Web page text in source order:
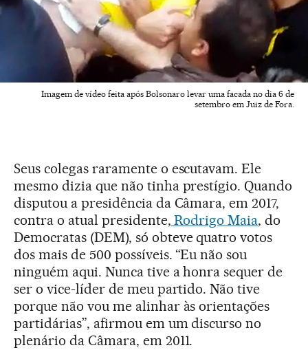
Imagem de vídeo feita após Bolsonaro levar uma facada no dia 6 de
setembro em Juiz de Fora.
Seus colegas raramente o escutavam. Ele
mesmo dizia que não tinha prestígio. Quando
disputou a presidência da Câmara, em 2017,
contra o atual presidente, Rodrigo Maia, do
Democratas (DEM), só obteve quatro votos
dos mais de 500 possíveis. “Eu não sou
ninguém aqui. Nunca tive a honra sequer de
ser o vice-líder de meu partido. Não tive
porque não vou me alinhar às orientações
partidárias”, afirmou em um discurso no
plenário da Câmara, em 2011.